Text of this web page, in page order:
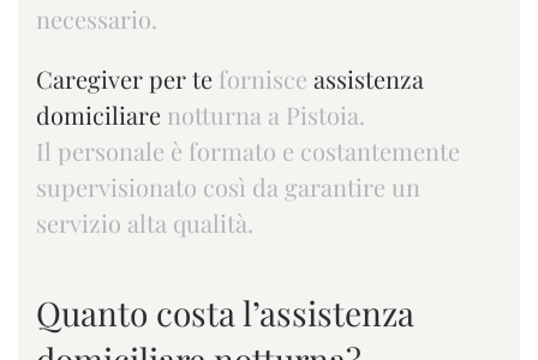
necessario.
Caregiver per te fornisce assistenza
domiciliare notturna a Pistoia.
Il personale è formato e costantemente
supervisionato così da garantire un
servizio alta qualità.
Quanto costa l’assistenza